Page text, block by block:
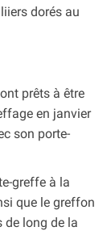
dorés au
prêts à être
en janvier
son porte-
greffe à la
que le greffon
de long de la